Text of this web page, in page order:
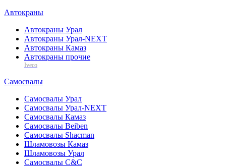
Автокраны
Автокраны Урал
Автокраны Урал-NEXT
Автокраны Камаз
Автокраны прочие
Iveco
Самосвалы
Самосвалы Урал
Самосвалы Урал-NEXT
Самосвалы Камаз
Самосвалы Beiben
Самосвалы Shacman
Шламовозы Камаз
Шламовозы Урал
Самосвалы C&C